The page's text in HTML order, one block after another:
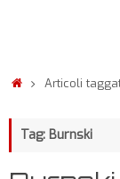
Articoli
Tag: Burnski